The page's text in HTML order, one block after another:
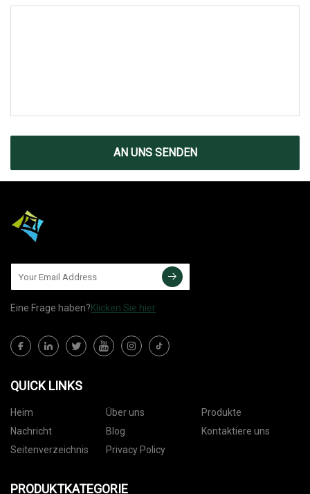
AN UNS SENDEN
Eine Frage haben?Klicken Sie hier
QUICK LINKS
Heim Über uns
Produkte
Nachricht
Blog
Kontaktiere uns
Seitenverzeichnis
Privacy Policy
PRODUKTKATEGORIE